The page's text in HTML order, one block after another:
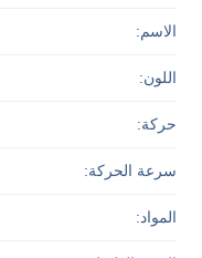
الاسم:
اللون:
حركة:
سرعة الحركة:
المواد: